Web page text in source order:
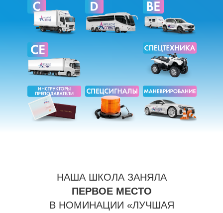
НАША ШКОЛА ЗАНЯЛА
ПЕРВОЕ МЕСТО
В НОМИНАЦИИ «ЛУЧШАЯ